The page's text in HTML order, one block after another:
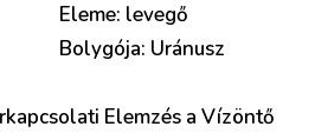
Eleme: levegő
Bolygója: Uránusz
Elemzés a Vízöntő